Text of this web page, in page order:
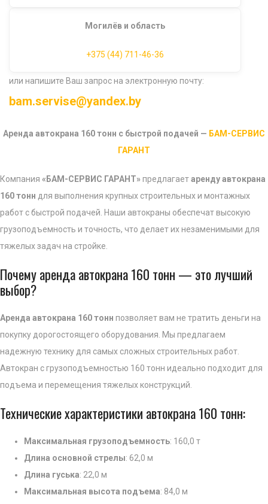
Могилёв и область
+375 (44) 711-46-36
или напишите Ваш запрос на электронную почту:
bam.servise@yandex.by
Аренда автокрана 160 тонн с быстрой подачей — БАМ-СЕРВИС
ГАРАНТ
Компания «БАМ-СЕРВИС ГАРАНТ»предлагаетаренду автокрана
160 тонн для выполнения крупных строительных и монтажных
работ с быстрой подачей. Наши автокраны обеспечат высокую
грузоподъемность и точность, что делает их незаменимыми для
тяжелых задач на стройке.
Почему аренда автокрана 160 тонн — это лучший
выбор?
Аренда автокрана 160 тонн позволяет вам не тратить деньги на
покупку дорогостоящего оборудования. Мы предлагаем
надежную технику для самых сложных строительных работ.
Автокран с грузоподъемностью 160 тонн идеально подходит для
подъема и перемещения тяжелых конструкций.
Технические характеристики автокрана 160 тонн:
Максимальная грузоподъемность: 160,0 т
Длина основной стрелы: 62,0 м
Длина гуська: 22,0 м
Максимальная высота подъема: 84,0 м